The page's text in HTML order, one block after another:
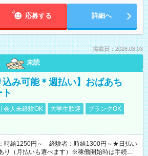
応募する 詳細へ
掲載日：2026.08.03
未読
込み可能＊週払い】おばあち
会人未経験OK 大学生歓迎
ブランクOK
時給1250円～ 経験者：時給1300円～★日払い
り（月払いも選べます）※稼働開始時は手続き完